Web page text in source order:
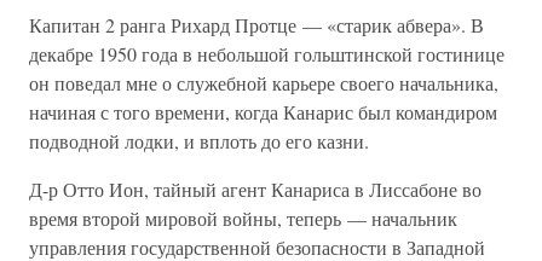
Капитан 2 ранга Рихард Протце — «старик абвера». В
декабре 1950 года в небольшой гольштинской гостинице
он поведал мне о служебной карьере своего начальника,
начиная с того времени, когда Канарис был командиром
подводной лодки, и вплоть до его казни.
Д-р Отто Ион, тайный агент Канариса в Лиссабоне во
время второй мировой войны, теперь — начальник
управления государственной безопасности в Западной